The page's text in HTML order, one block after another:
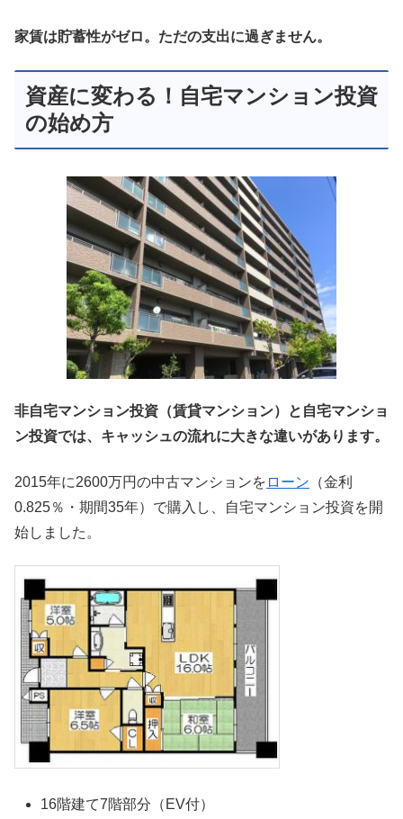
家賃は貯蓄性がゼロ。ただの支出に過ぎません。
資産に変わる！自宅マンション投資
の始め方
非自宅マンション投資（賃貸マンション）と自宅マンショ
ン投資では、キャッシュの流れに大きな違いがあります。
2015年に2600万円の中古マンションを ローン （金利
0.825％・期間35年）で購入し、自宅マンション投資を開
始しました。
16階建て7階部分（EV付）